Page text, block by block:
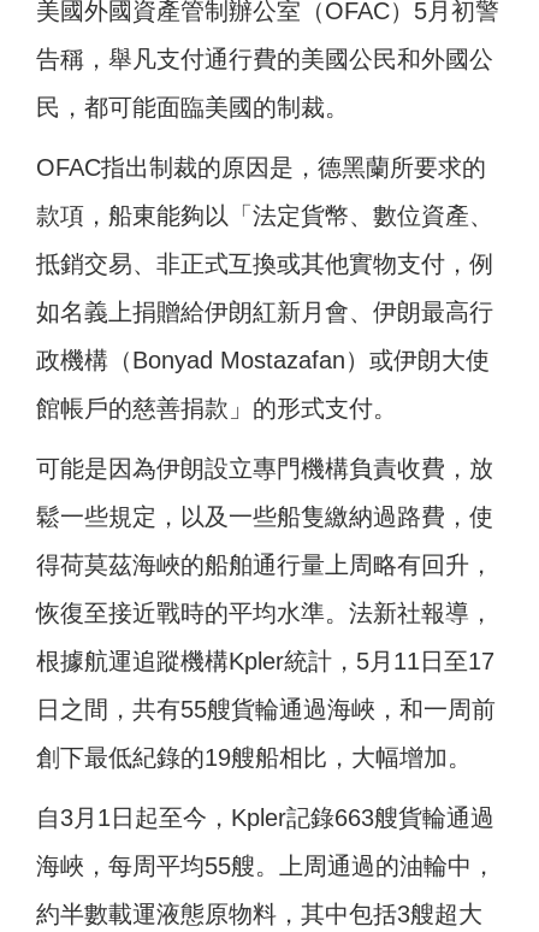
美國外國資產管制辦公室（OFAC）5月初警
告稱，舉凡支付通行費的美國公民和外國公
民，都可能面臨美國的制裁。
OFAC指出制裁的原因是，德黑蘭所要求的
款項，船東能夠以「法定貨幣、數位資產、
抵銷交易、非正式互換或其他實物支付，例
如名義上捐贈給伊朗紅新月會、伊朗最高行
政機構（Bonyad Mostazafan）或伊朗大使
館帳戶的慈善捐款」的形式支付。
可能是因為伊朗設立專門機構負責收費，放
鬆一些規定，以及一些船隻繳納過路費，使
得荷莫茲海峽的船舶通行量上周略有回升，
恢復至接近戰時的平均水準。法新社報導，
根據航運追蹤機構Kpler統計，5月11日至17
日之間，共有55艘貨輪通過海峽，和一周前
創下最低紀錄的19艘船相比，大幅增加。
自3月1日起至今，Kpler記錄663艘貨輪通過
海峽，每周平均55艘。上周通過的油輪中，
約半數載運液態原物料，其中包括3艘超大